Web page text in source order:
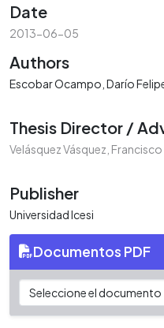
Date
2013-06-05
Authors
Escobar Ocampo, Darío
Thesis Director /
Velásquez Vásquez,
Publisher
Universidad Icesi
Documentos PDF